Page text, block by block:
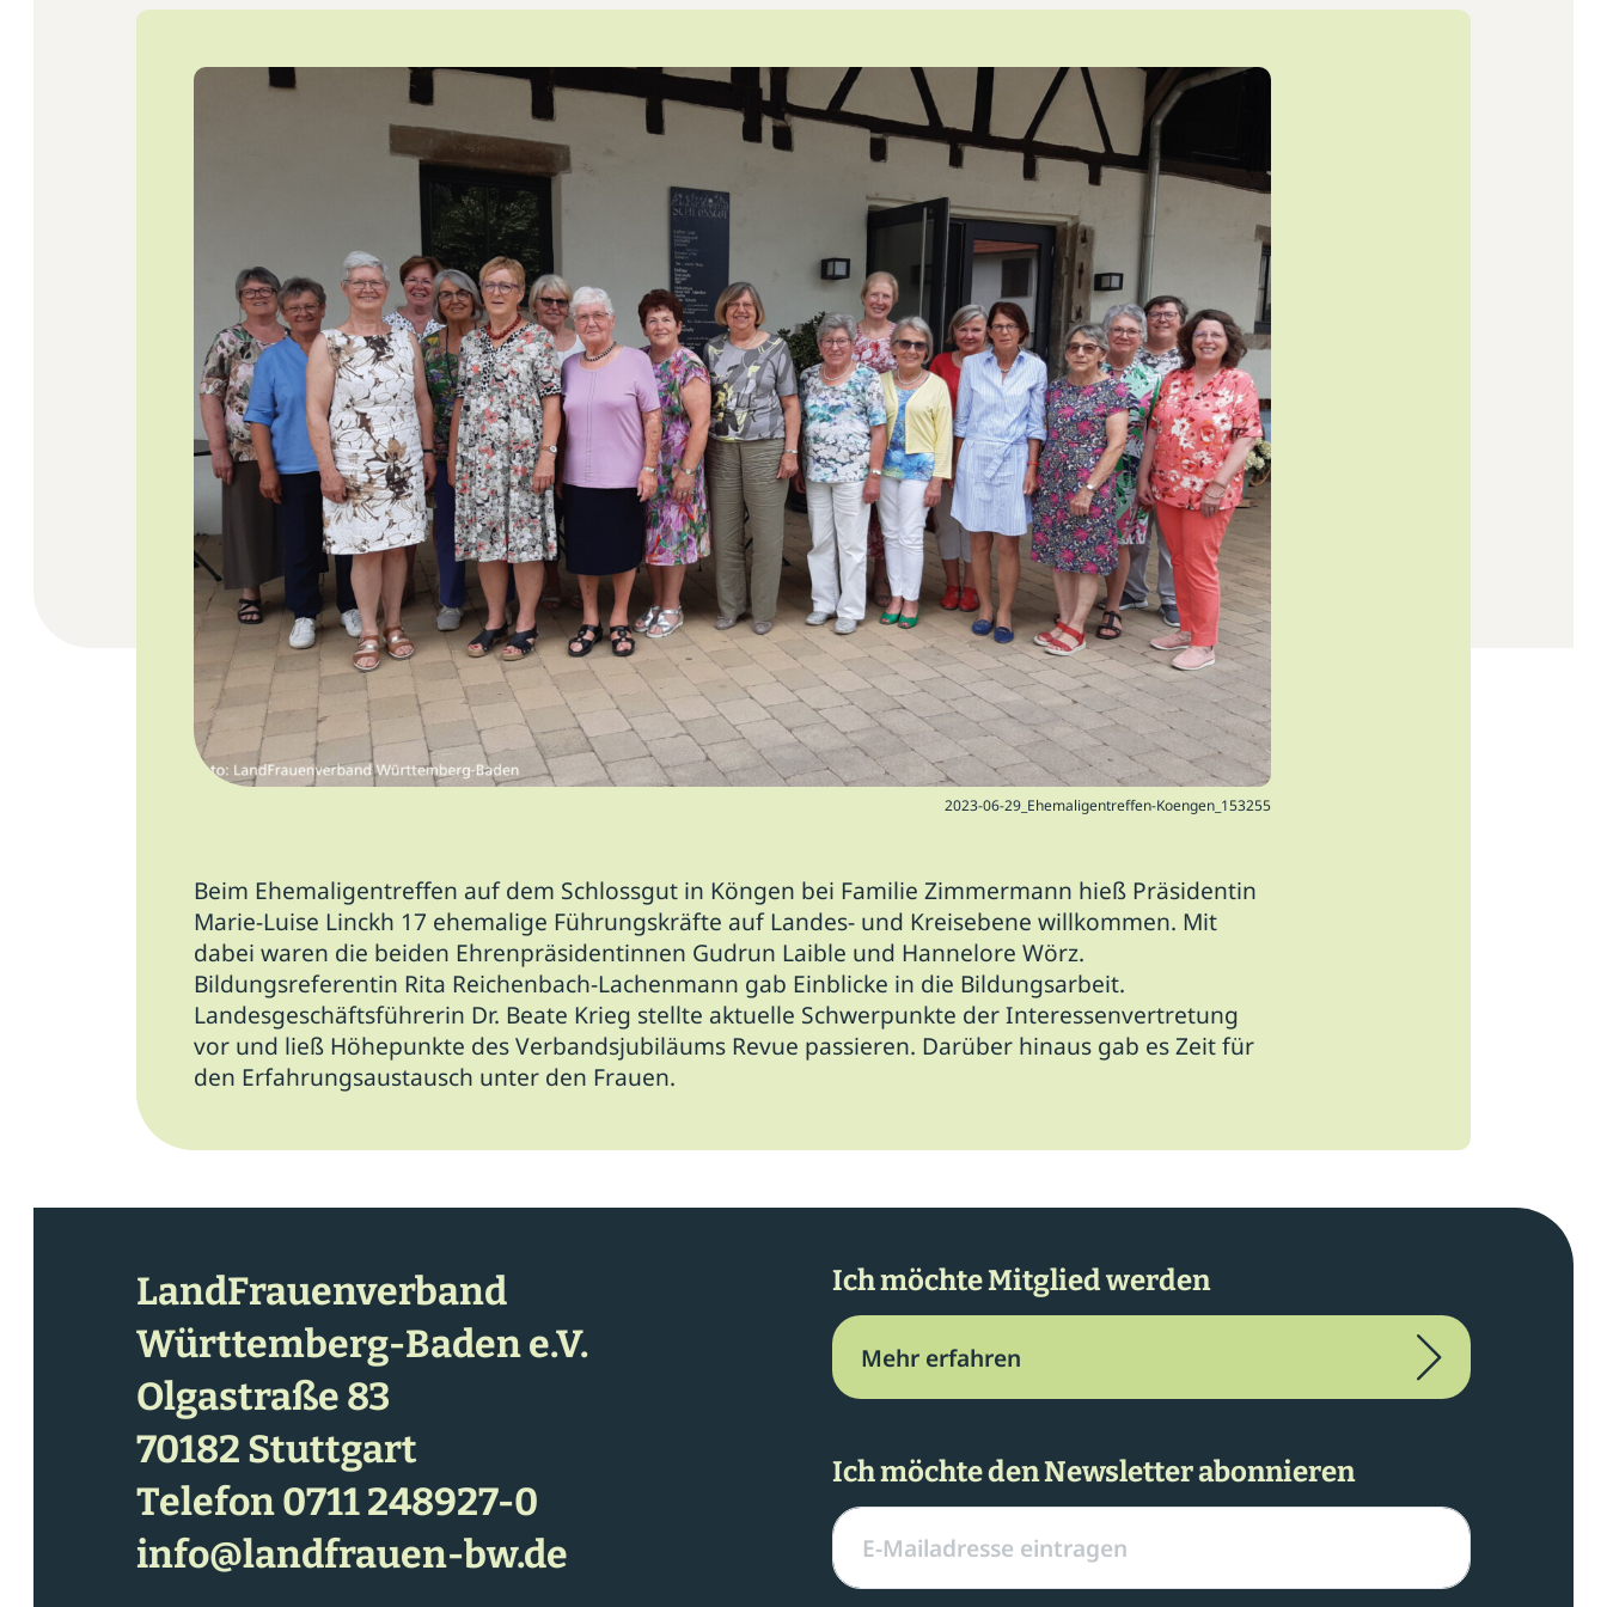
Startseite
Mitglied werden
Presse
2023-06-29_Ehemaligentreffen-Koengen_153255
Beim Ehemaligentreffen auf dem Schlossgut in Köngen bei Familie Zimmermann hieß Präsidentin
Marie-Luise Linckh 17 ehemalige Führungskräfte auf Landes- und Kreisebene willkommen. Mit
dabei waren die beiden Ehrenpräsidentinnen Gudrun Laible und Hannelore Wörz.
Bildungsreferentin Rita Reichenbach-Lachenmann gab Einblicke in die Bildungsarbeit.
Landesgeschäftsführerin Dr. Beate Krieg stellte aktuelle Schwerpunkte der Interessenvertretung
vor und ließ Höhepunkte des Verbandsjubiläums Revue passieren. Darüber hinaus gab es Zeit für
den Erfahrungsaustausch unter den Frauen.
LandFrauenverband
Württemberg-Baden e.V.
Olgastraße 83
70182 Stuttgart
Telefon0711 248927-0
info@landfrauen-bw.de
Ich möchte Mitglied werden
Mehr erfahren
Ich möchte den Newsletter abonnieren